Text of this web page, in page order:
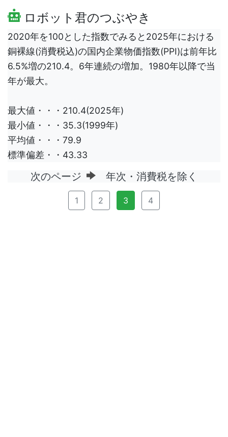
ロボット君のつぶやき
2020年を100とした指数でみると2025年における
銅裸線(消費税込)の国内企業物価指数(PPI)は前年比
6.5%増の210.4。6年連続の増加。1980年以降で当
年が最大。
最大値・・・210.4(2025年)
最小値・・・35.3(1999年)
平均値・・・79.9
標準偏差・・43.33
次のページ 年次・消費税を除く
1 2 3 4